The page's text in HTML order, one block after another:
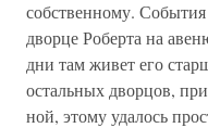
собственному.
дворце Роберта на
дни там живет его
остальных дворцов,
ной, этому удалось